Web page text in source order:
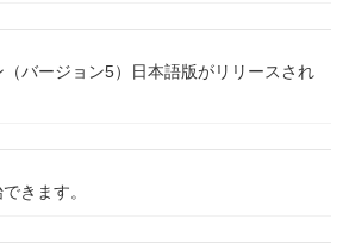
バージョン5）日本語版がリリースされ
きます。